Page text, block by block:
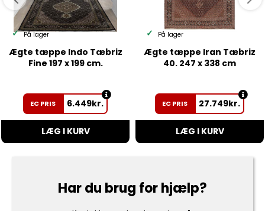
På lager
Ægte tæppe Indo Tæbriz
Fine 197 x 199 cm.
EC PRIS 6.449kr.
LÆG I KURV
På lager
Ægte tæppe Iran Tæbriz
40. 247 x 338 cm
EC PRIS 27.749kr.
LÆG I KURV
Har du brug for hjælp?